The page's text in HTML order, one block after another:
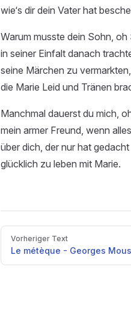
wie‘s dir dein Vater hat
Warum musste dein Sohn, oh
in seiner Einfalt danach
seine Märchen zu vermarkten,
die Marie Leid und Tränen
Manchmal dauerst du mich,
mein armer Freund, wenn
über dich, der nur hat gedacht
glücklich zu leben mit Marie.
PagerVorheriger Text
Le métèque - Georges